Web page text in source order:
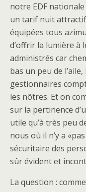
notre EDF
un tarif nuit
équipées tous
d’offrir la lumière à
administrés car
bas un peu de
gestionnaires
les nôtres. Et on
sur la pertinence
utile qu’à très peu
nous où il n’y a
sécuritaire des
sûr évident et
La question :